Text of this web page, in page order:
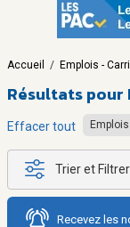
Accueil / Emplois -
Résultats pour
Effacer tout
Trier et Filtrer
Recevez les